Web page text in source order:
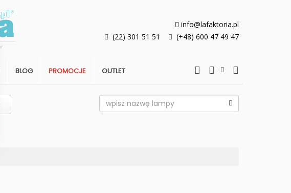
info@lafaktoria.pl
(22) 301 51 51
(+48) 600 47 49 47
BLOG PROMOCJE OUTLET